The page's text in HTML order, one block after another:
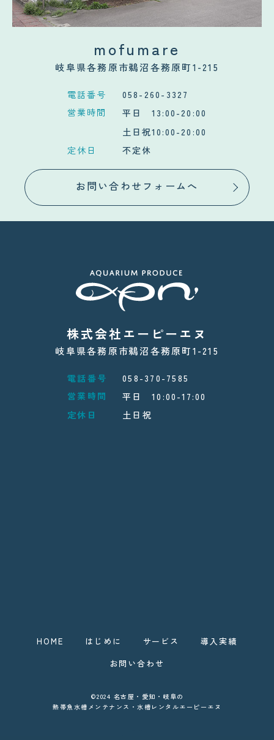
mofumare
岐阜県各務原市鵜沼各務原町1-215
電話番号
058-260-3327
営業時間
平日 13:00-20:00
土日祝10:00-20:00
定休日
不定休
お問い合わせフォームへ
株式会社エーピーエヌ
岐阜県各務原市鵜沼各務原町1-215
電話番号
058-370-7585
営業時間
平日 10:00-17:00
定休日
土日祝
HOME はじめに サービス
導入実績
お問い合わせ
©2024 名古屋・愛知・岐阜の
熱帯魚水槽メンテナンス・水槽レンタルエーピーエヌ